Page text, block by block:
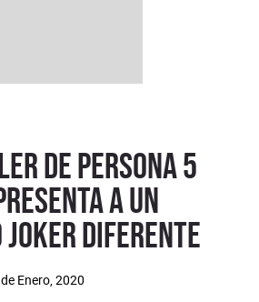
de Persona 5
a un
Joker diferente
Enero, 2020